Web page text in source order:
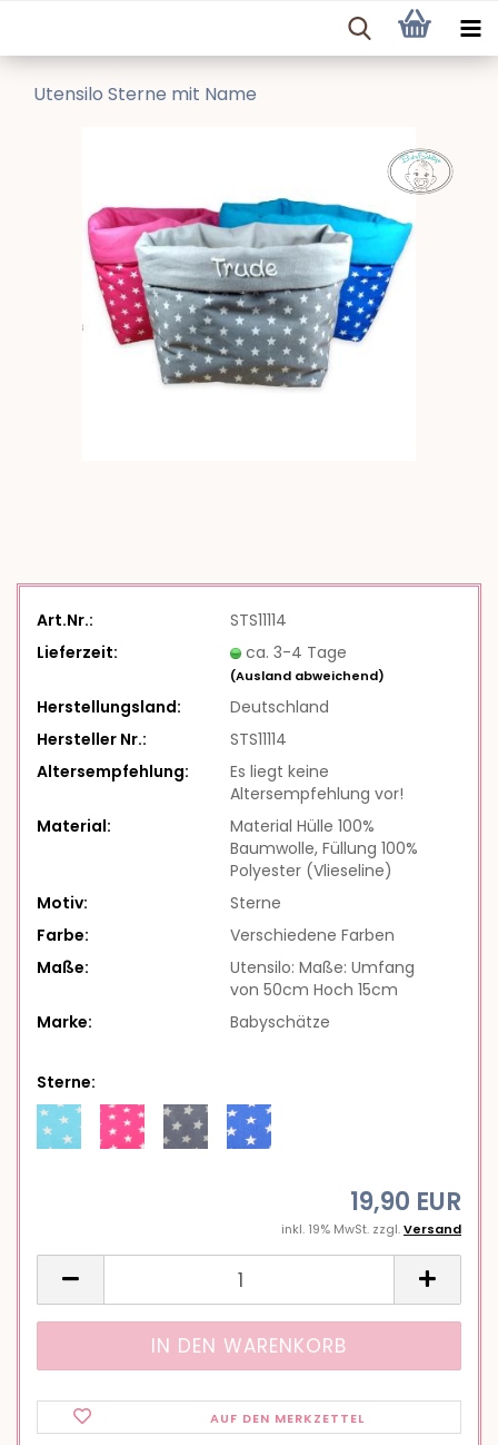
Utensilo Sterne mit Name
Art.Nr.:
STS11114
Lieferzeit:
ca. 3-4 Tage
(Ausland abweichend)
Herstellungsland:
Deutschland
Hersteller Nr.:
STS11114
Altersempfehlung:
Es liegt keine
Altersempfehlung vor!
Material:
Material Hülle 100%
Baumwolle, Füllung 100%
Polyester (Vlieseline)
Motiv:
Sterne
Farbe:
Verschiedene Farben
Maße:
Utensilo: Maße: Umfang
von 50cm Hoch 15cm
Marke:
Babyschätze
Sterne:
19,90 EUR
inkl. 19% MwSt. zzgl.Versand
AUF DEN MERKZETTEL